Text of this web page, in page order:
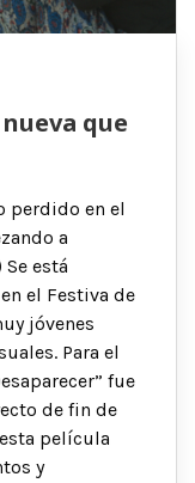
nueva que
perdido en el
a
está
el Festiva de
jóvenes
Para el
fue
de fin de
película
y